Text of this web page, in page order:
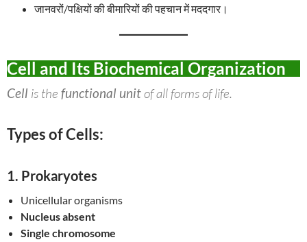
जानवरों/पक्षियों की बीमारियों की पहचान में मददगार।
Cell and Its Biochemical Organization
Cell is the functional unitof all forms of life.
Types of Cells:
1. Prokaryotes
Unicellular organisms
Nucleus absent
Single chromosome